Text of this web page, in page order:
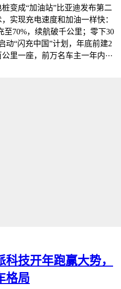
变成“加油站”比亚迪发布第二
实现充电速度和加油一样快：
至70%，续航破千公里；零下30
动“闪充中国”计划，年底前建2
里一座，前万名车主一年内···
技开年跑赢大势，
格局